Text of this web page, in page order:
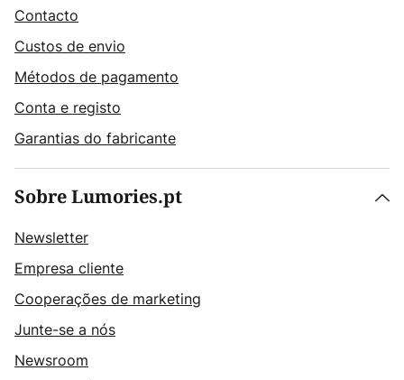
Contacto
Custos de envio
Métodos de pagamento
Conta e registo
Garantias do fabricante
Sobre Lumories.pt
Newsletter
Empresa cliente
Cooperações de marketing
Junte-se a nós
Newsroom